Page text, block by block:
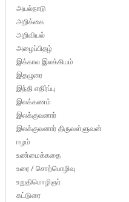
அயல்நாடு
அறிக்கை
அறிவியல்
அழைப்பிதழ்
இக்கால இலக்கியம்
இதழுரை
இந்தி எதிர்ப்பு
இலக்கணம்
இலக்குவனார்
இலக்குவனார் திருவள்ளுவன்
ஈழம்
உண்மைக்கதை
உரை / சொற்பொழிவு
உறுதிமொழிஞர்
கட்டுரை